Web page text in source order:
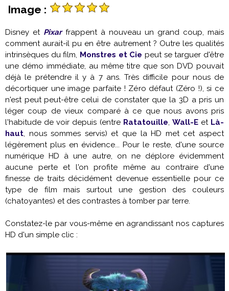
Image :
Disney et Pixarfrappent à nouveau un grand coup, mais
comment aurait-il pu en être autrement ? Outre les qualités
intrinsèques du film, Monstres et Cie peut se targuer d'être
une démo immédiate, au même titre que son DVD pouvait
déjà le prétendre il y à 7 ans. Très difficile pour nous de
décortiquer une image parfaite ! Zéro défaut (Zéro !), si ce
n'est peut peut-être celui de constater que la 3D a pris un
léger coup de vieux comparé à ce que nous avons pris
l'habitude de voir depuis (entre Ratatouille, Wall-Eet Là-
haut, nous sommes servis) et que la HD met cet aspect
légèrement plus en évidence... Pour le reste, d'une source
numérique HD à une autre, on ne déplore évidemment
aucune perte et l'on profite même au contraire d'une
finesse de traits décidément devenue essentielle pour ce
type de film mais surtout une gestion des couleurs
(chatoyantes) et des contrastes à tomber par terre.
Constatez-le par vous-même en agrandissant nos captures
HD d'un simple clic :